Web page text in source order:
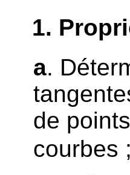
1.
a.
de
courbes ;